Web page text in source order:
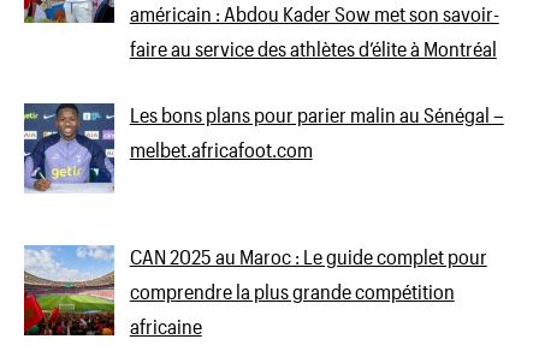
américain : Abdou Kader Sow met son savoir-
faire au service des athlètes d’élite à Montréal
Les bons plans pour parier malin au Sénégal –
melbet.africafoot.com
CAN 2025 au Maroc : Le guide complet pour
comprendre la plus grande compétition
africaine